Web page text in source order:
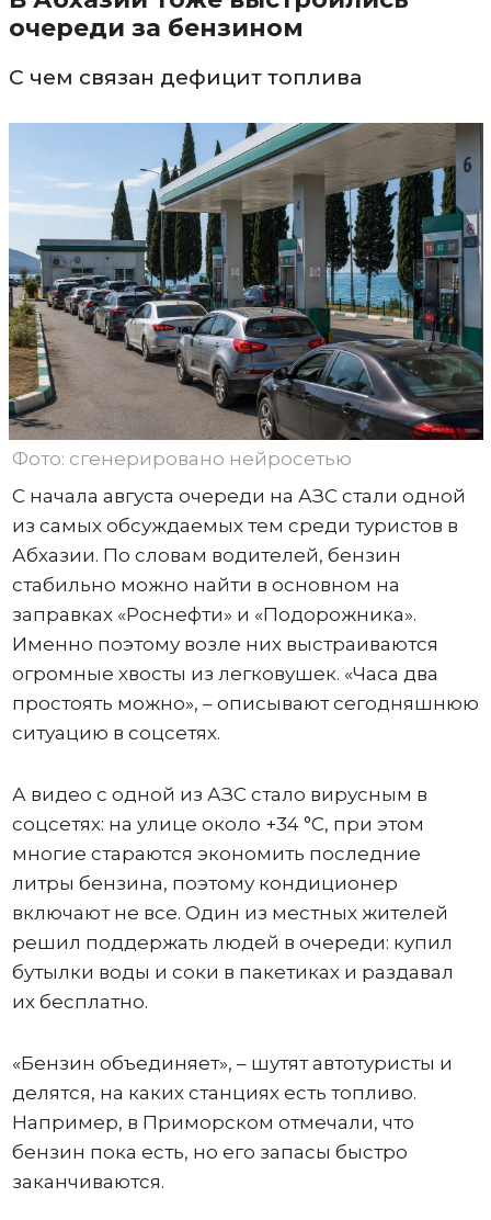
очереди за бензином
С чем связан дефицит топлива
Фото: сгенерировано нейросетью
С начала августа очереди на АЗС стали одной
из самых обсуждаемых тем среди туристов в
Абхазии. По словам водителей, бензин
стабильно можно найти в основном на
заправках «Роснефти» и «Подорожника».
Именно поэтому возле них выстраиваются
огромные хвосты из легковушек. «Часа два
простоять можно», – описывают сегодняшнюю
ситуацию в соцсетях.
А видео с одной из АЗС стало вирусным в
соцсетях: на улице около +34 °C, при этом
многие стараются экономить последние
литры бензина, поэтому кондиционер
включают не все. Один из местных жителей
решил поддержать людей в очереди: купил
бутылки воды и соки в пакетиках и раздавал
их бесплатно.
«Бензин объединяет», – шутят автотуристы и
делятся, на каких станциях есть топливо.
Например, в Приморском отмечали, что
бензин пока есть, но его запасы быстро
заканчиваются.